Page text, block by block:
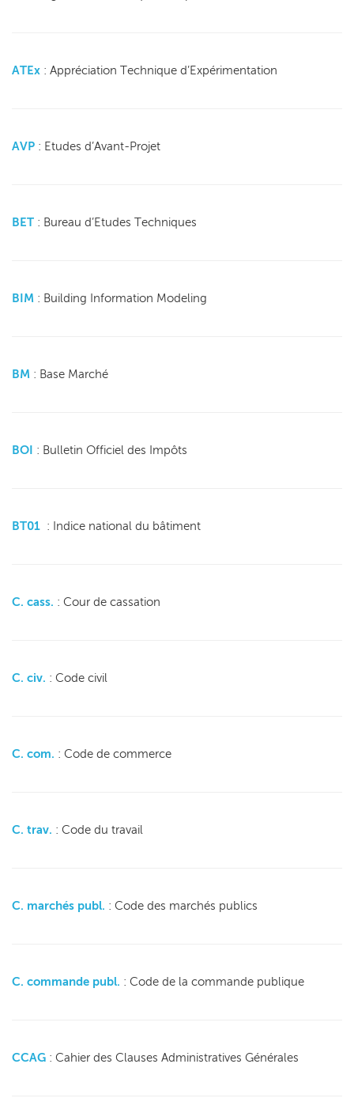
ATEx : Appréciation Technique d’Expérimentation
AVP : Etudes d’Avant-Projet
BET : Bureau d’Etudes Techniques
BIM : Building Information Modeling
BM : Base Marché
BOI : Bulletin Officiel des Impôts
BT01 : Indice national du bâtiment
C. cass. : Cour de cassation
C. civ. : Code civil
C. com. : Code de commerce
C. trav. : Code du travail
C. marchés publ. : Code des marchés publics
C. commande publ. : Code de la commande publique
CCAG : Cahier des Clauses Administratives Générales